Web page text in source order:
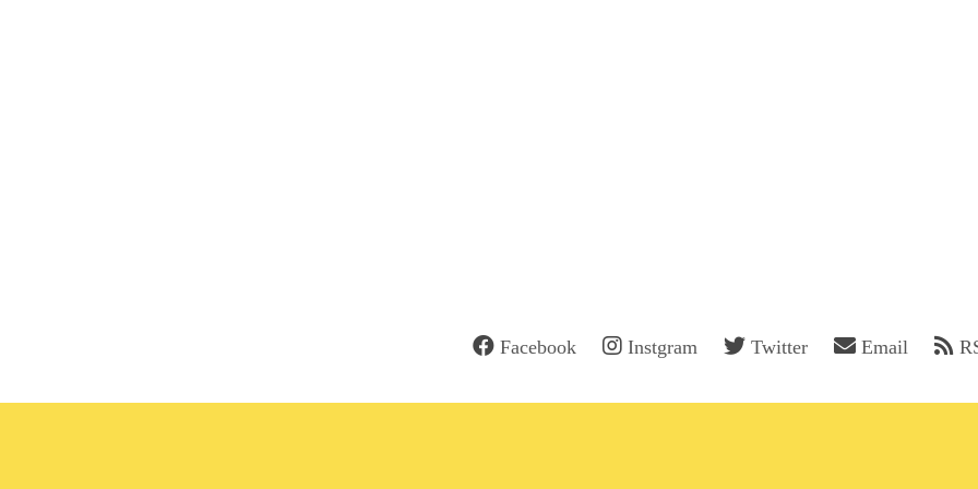
Facebook Instgram Twitter Email